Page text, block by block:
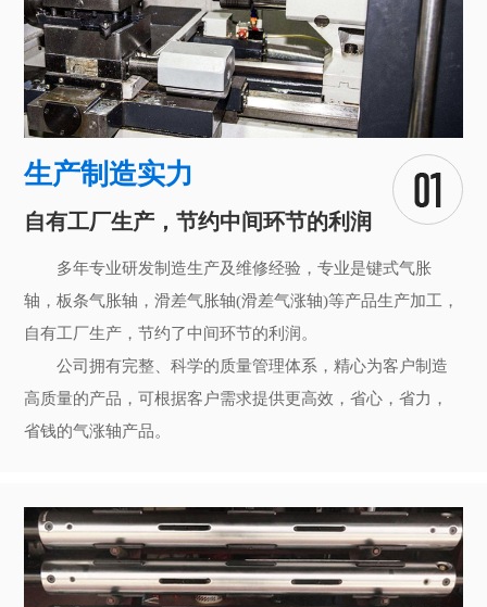
生产制造实力
自有工厂生产，节约中间环节的利润
多年专业研发制造生产及维修经验，专业是键式气胀
轴，板条气胀轴，滑差气胀轴(滑差气涨轴)等产品生产加工，
自有工厂生产，节约了中间环节的利润。
公司拥有完整、科学的质量管理体系，精心为客户制造
高质量的产品，可根据客户需求提供更高效，省心，省力，
省钱的气涨轴产品。